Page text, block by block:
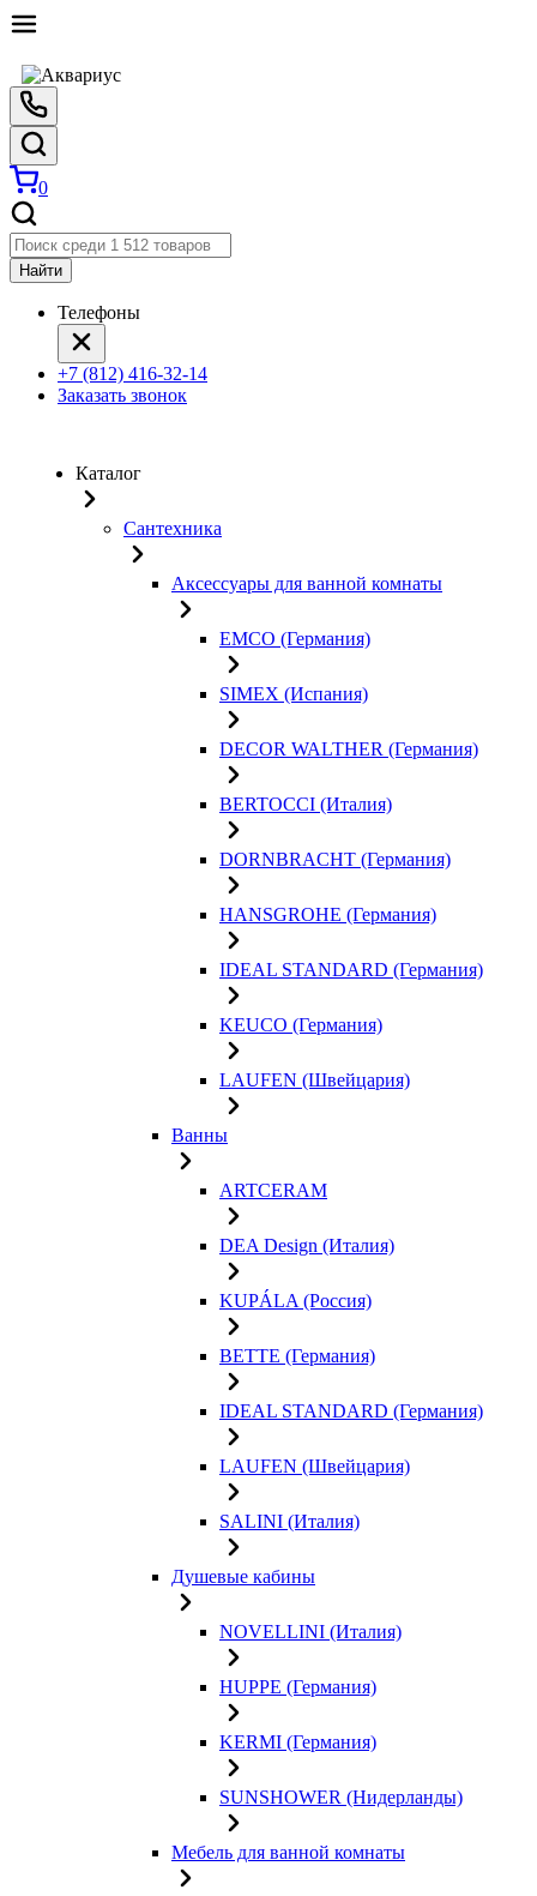
0
Найти
Телефоны
+7 (812) 416-32-14
Заказать звонок
Каталог
Сантехника
Аксессуары для ванной комнаты
EMCO (Германия)
SIMEX (Испания)
DECOR WALTHER (Германия)
BERTOCCI (Италия)
DORNBRACHT (Германия)
HANSGROHE (Германия)
IDEAL STANDARD (Германия)
KEUCO (Германия)
LAUFEN (Швейцария)
Ванны
ARTCERAM
DEA Design (Италия)
KUPÁLA (Россия)
BETTE (Германия)
IDEAL STANDARD (Германия)
LAUFEN (Швейцария)
SALINI (Италия)
Душевые кабины
NOVELLINI (Италия)
HUPPE (Германия)
KERMI (Германия)
SUNSHOWER (Нидерланды)
Мебель для ванной комнаты